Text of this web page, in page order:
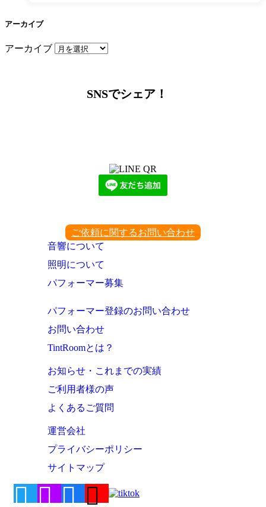
アーカイブ
アーカイブ
SNSでシェア！
ご依頼に関するお問い合わせ
音響について
照明について
パフォーマー募集
パフォーマー登録のお問い合わせ
お問い合わせ
TintRoomとは？
お知らせ・これまでの実績
ご利用者様の声
よくあるご質問
運営会社
プライバシーポリシー
サイトマップ